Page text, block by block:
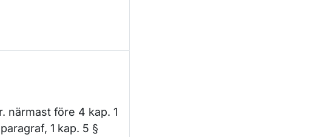
närmast före 4 kap. 1
1 kap. 5 §